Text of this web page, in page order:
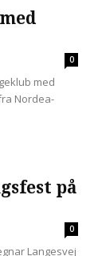
0
med
Nordea-
på
0
Langesvej